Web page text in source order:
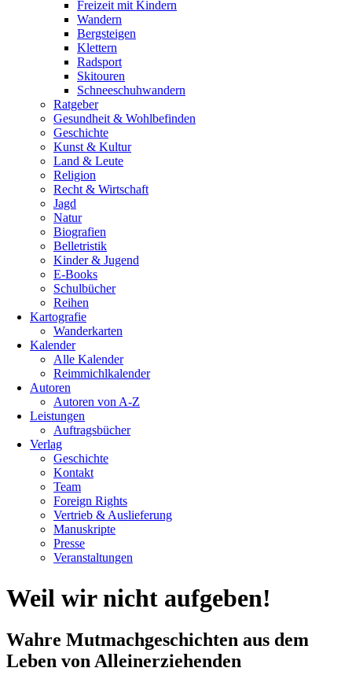
Freizeit mit Kindern
Wandern
Bergsteigen
Klettern
Radsport
Skitouren
Schneeschuhwandern
Ratgeber
Gesundheit & Wohlbefinden
Geschichte
Kunst & Kultur
Land & Leute
Religion
Recht & Wirtschaft
Jagd
Natur
Biografien
Belletristik
Kinder & Jugend
E-Books
Schulbücher
Reihen
Kartografie
Wanderkarten
Kalender
Alle Kalender
Reimmichlkalender
Autoren
Autoren von A-Z
Leistungen
Auftragsbücher
Verlag
Geschichte
Kontakt
Team
Foreign Rights
Vertrieb & Auslieferung
Manuskripte
Presse
Veranstaltungen
Weil wir nicht aufgeben!
Wahre Mutmachgeschichten aus dem
Leben von Alleinerziehenden